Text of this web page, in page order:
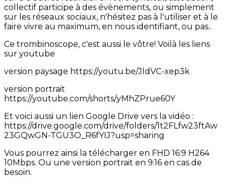
collectif participe à des évènements, ou simplement
sur les réseaux sociaux, n'hésitez pas à l'utiliser et à le
faire vivre au maximum, en nous identifiant, ou pas..
Ce trombinoscope, c'est aussi le vôtre! Voilà les liens
sur youtube
version paysage https://youtu.be/JldVC-xep3k
version portrait
https://youtube.com/shorts/yMhZPrue60Y
Et voici aussi un lien Google Drive vers la vidéo :
https://drive.google.com/drive/folders/1t2FLfw23ftAw
23GQwGN-TGU3O_R6fYIJ?usp=sharing
Vous pourrez ainsi la télécharger en FHD 16:9 H264
10Mbps. Ou une version portrait en 9:16 en cas de
besoin.